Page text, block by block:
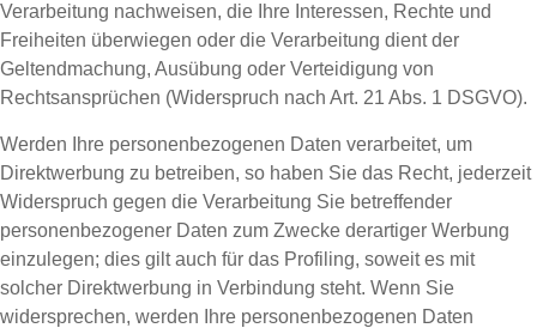
Verarbeitung nachweisen, die Ihre Interessen, Rechte und
Freiheiten überwiegen oder die Verarbeitung dient der
Geltendmachung, Ausübung oder Verteidigung von
Rechtsansprüchen (Widerspruch nach Art. 21 Abs. 1 DSGVO).
Werden Ihre personenbezogenen Daten verarbeitet, um
Direktwerbung zu betreiben, so haben Sie das Recht, jederzeit
Widerspruch gegen die Verarbeitung Sie betreffender
personenbezogener Daten zum Zwecke derartiger Werbung
einzulegen; dies gilt auch für das Profiling, soweit es mit
solcher Direktwerbung in Verbindung steht. Wenn Sie
widersprechen, werden Ihre personenbezogenen Daten